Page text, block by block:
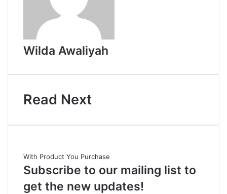
Wilda Awaliyah
Read Next
With Product You Purchase
Subscribe to our mailing list to
get the new updates!